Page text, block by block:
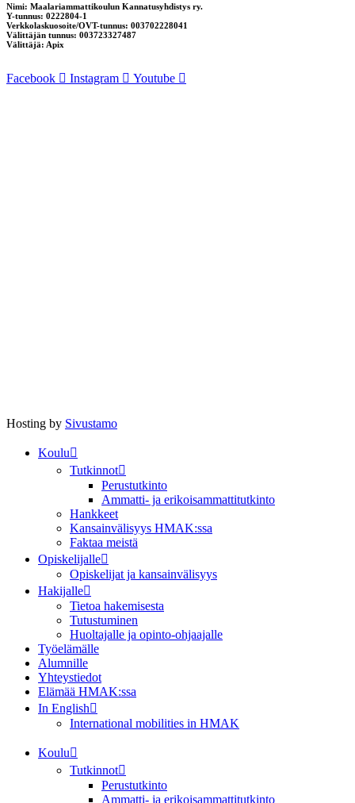
Nimi: Maalariammattikoulun Kannatusyhdistys ry.
Y-tunnus: 0222804-1
Verkkolaskuosoite/OVT-tunnus: 003702228041
Välittäjän tunnus: 003723327487
Välittäjä: Apix
Facebook Instagram Youtube
Hosting by Sivustamo
Koulu
Tutkinnot
Perustutkinto
Ammatti- ja erikoisammattitutkinto
Hankkeet
Kansainvälisyys HMAK:ssa
Faktaa meistä
Opiskelijalle
Opiskelijat ja kansainvälisyys
Hakijalle
Tietoa hakemisesta
Tutustuminen
Huoltajalle ja opinto-ohjaajalle
Työelämälle
Alumnille
Yhteystiedot
Elämää HMAK:ssa
In English
International mobilities in HMAK
Koulu
Tutkinnot
Perustutkinto
Ammatti- ja erikoisammattitutkinto